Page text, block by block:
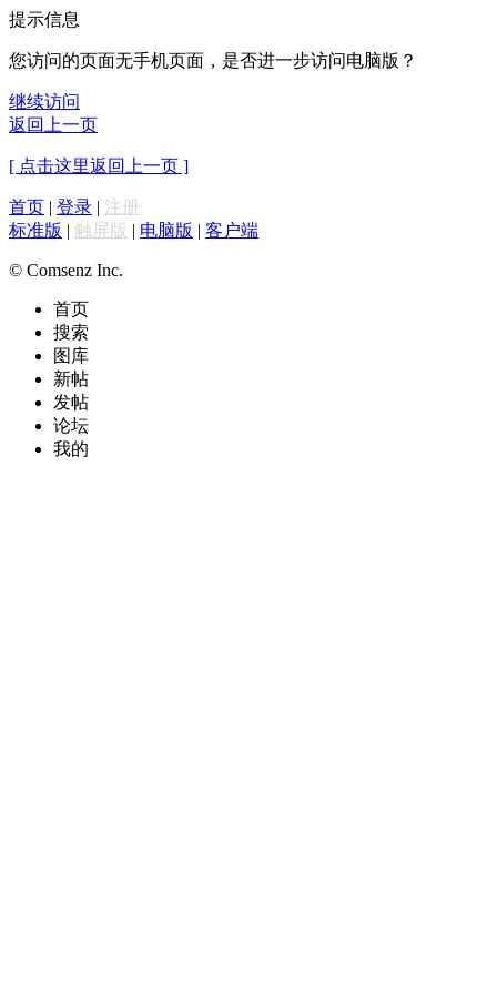
提示信息
您访问的页面无手机页面，是否进一步访问电脑版？
继续访问
返回上一页
[ 点击这里返回上一页 ]
首页 | 登录 | 注册
标准版 | 触屏版 | 电脑版 | 客户端
© Comsenz Inc.
首页
搜索
图库
新帖
发帖
论坛
我的